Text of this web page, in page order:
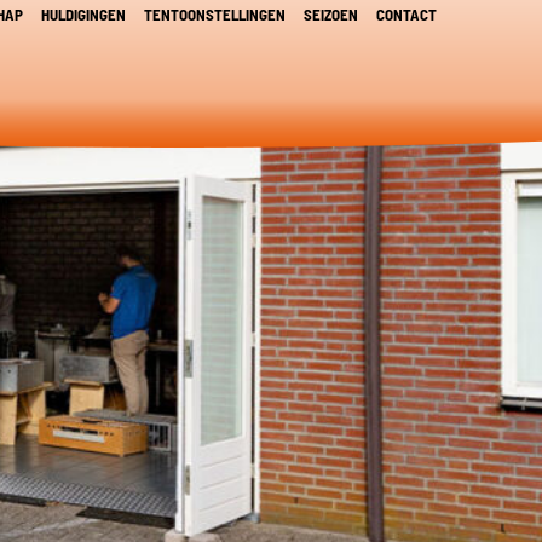
HULDIGINGEN TENTOONSTELLINGEN SEIZOEN CONTACT